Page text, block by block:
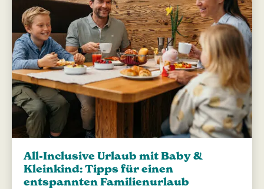
All-Inclusive Urlaub mit Baby &
Kleinkind: Tipps für einen
entspannten Familienurlaub